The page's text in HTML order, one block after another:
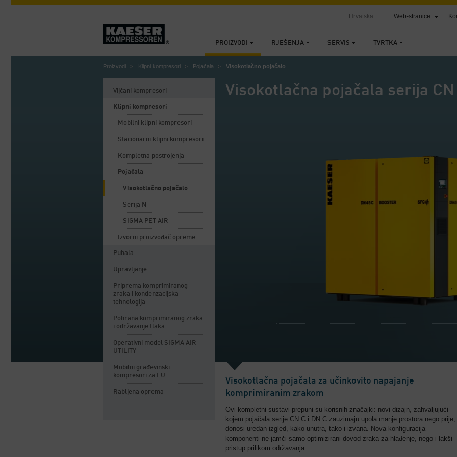
PROIZVODI RJEŠENJA SERVIS TVRTKA
Hrvatska Web-stranice
Proizvodi Klipni kompresori Pojačala Visokotlačno pojačalo
Visokotlačna pojačala serija CN
Vijčani kompresori
Klipni kompresori
Mobilni klipni kompresori
Stacionarni klipni kompresori
Kompletna postrojenja
Pojačala
Visokotlačno pojačalo
Serija N
SIGMA PET AIR
Izvorni proizvođač opreme
Puhala
Upravljanje
Priprema komprimiranog
zraka i kondenzacijska
tehnologija
Pohrana komprimiranog zraka
i održavanje tlaka
Operativni model SIGMA AIR
UTILITY
Mobilni građevinski
kompresori za EU
Rabljena oprema
Visokotlačna pojačala za učinkovito napajanje
komprimiranim zrakom
Ovi kompletni sustavi prepuni su korisnih značajki: novi dizajn, zahvaljujući
kojem pojačala serije CN C i DN C zauzimaju upola manje prostora nego prije,
donosi uredan izgled, kako unutra, tako i izvana. Nova konfiguracija
komponenti ne jamči samo optimizirani dovod zraka za hlađenje, nego i lakši
pristup prilikom održavanja.